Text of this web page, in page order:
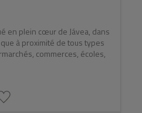
en plein cœur de Jávea, dans
à proximité de tous types
commerces, écoles,